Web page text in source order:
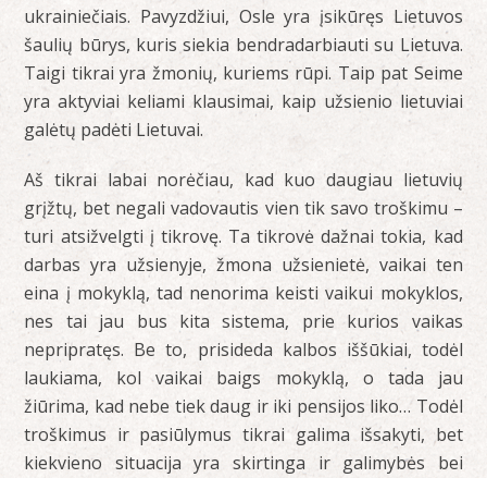
ukrainiečiais. Pavyzdžiui, Osle yra įsikūręs Lietuvos
šaulių būrys, kuris siekia bendradarbiauti su Lietuva.
Taigi tikrai yra žmonių, kuriems rūpi. Taip pat Seime
yra aktyviai keliami klausimai, kaip užsienio lietuviai
galėtų padėti Lietuvai.
Aš tikrai labai norėčiau, kad kuo daugiau lietuvių
grįžtų, bet negali vadovautis vien tik savo troškimu –
turi atsižvelgti į tikrovę. Ta tikrovė dažnai tokia, kad
darbas yra užsienyje, žmona užsienietė, vaikai ten
eina į mokyklą, tad nenorima keisti vaikui mokyklos,
nes tai jau bus kita sistema, prie kurios vaikas
nepripratęs. Be to, prisideda kalbos iššūkiai, todėl
laukiama, kol vaikai baigs mokyklą, o tada jau
žiūrima, kad nebe tiek daug ir iki pensijos liko… Todėl
troškimus ir pasiūlymus tikrai galima išsakyti, bet
kiekvieno situacija yra skirtinga ir galimybės bei